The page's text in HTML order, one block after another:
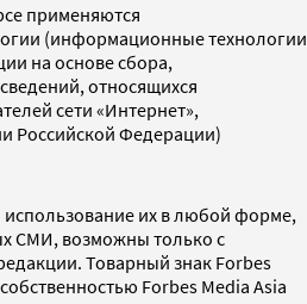
применяются
(информационные технологии
на основе сбора,
относящихся
сети «Интернет»,
Российской Федерации)
использование их в любой форме,
СМИ, возможны только с
Товарный знак Forbes
Forbes Media Asia